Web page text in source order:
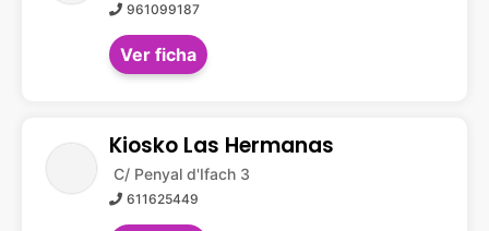
961099187
Ver ficha
Kiosko Las Hermanas
C/ Penyal d'Ifach 3
611625449